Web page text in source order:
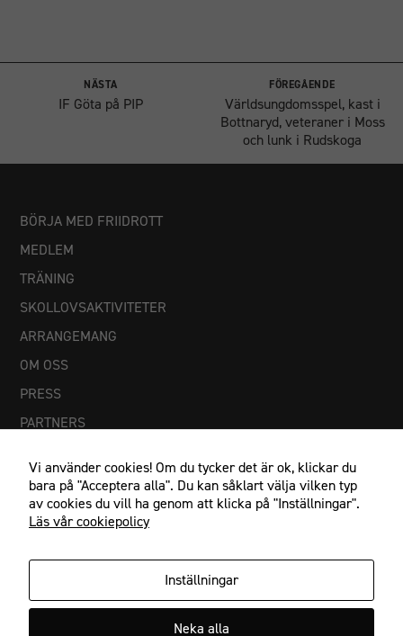
NÄSTA
IF Göta på PIP
FÖREGÅENDE
Världsungdomsspel, kast i
Bottnaryd, veteraner i Moss
och lunk i Rudskoga
BÖRJA MED FRIIDROTT
MEDLEM
TRÄNING
SKOLLOVSAKTIVITETER
ARRANGEMANG
OM OSS
PRESS
PARTNERS
IF Göta Karlstad, Johan Banérs väg 5, 653 48 Karlstad
Vi använder cookies! Om du tycker det är ok, klickar du
bara på "Acceptera alla". Du kan såklart välja vilken typ
av cookies du vill ha genom att klicka på "Inställningar".
Läs vår cookiepolicy
Inställningar
Neka alla
inte att välja
behövs för
att
hemsidan
fungera.